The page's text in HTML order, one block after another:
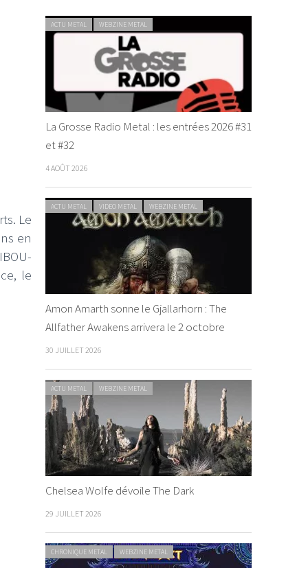
Le
en
le
ACTU METAL WEBZINE METAL
La Grosse Radio Metal : les entrées 2026 #31
et #32
4 AOÛT 2026
ACTU METAL VIDEO METAL WEBZINE METAL
Amon Amarth sonne le Gjallarhorn : The
Allfather Awakens arrivera le 2 octobre
30 JUILLET 2026
ACTU METAL WEBZINE METAL
Chelsea Wolfe dévoile The Dark
29 JUILLET 2026
CHRONIQUE METAL WEBZINE METAL